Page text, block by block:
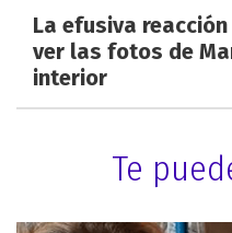
La efusiva
ver las fotos de
interior
Te